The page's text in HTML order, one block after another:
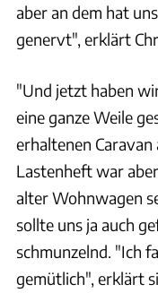
aber an dem hat
genervt", erklärt
"Und jetzt haben
eine ganze Weile
erhaltenen
Lastenheft war
alter Wohnwagen
sollte uns ja auch
schmunzelnd. "Ich
gemütlich", erklärt